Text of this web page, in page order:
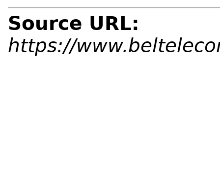
Source URL:
https://